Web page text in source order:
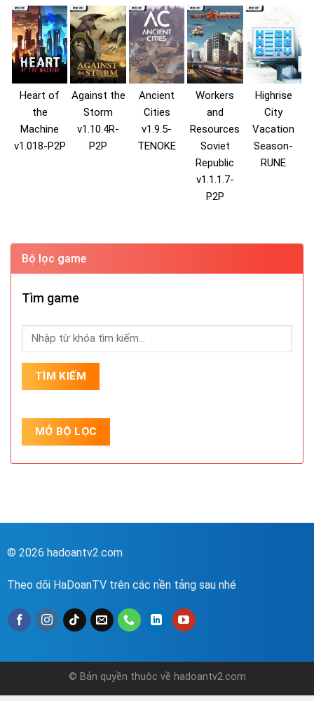
Heart of
the
Machine
v1.018-P2P
Against the
Storm
v1.10.4R-
P2P
Ancient
Cities
v1.9.5-
TENOKE
Workers
and
Resources
Soviet
Republic
v1.1.1.7-
P2P
Highrise
City
Vacation
Season-
RUNE
Bộ lọc game
Tìm game
© 2026 hadoantv2.com
Theo dõi HaDoanTV trên các nền tảng sau nhé
© Bản quyền thuộc về hadoantv2.com